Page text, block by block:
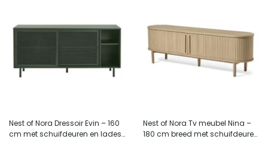
Nest of Nora Dressoir Evin – 160
cm met schuifdeuren en lades
Nest of Nora Tv meubel Nina –
180 cm breed met schuifdeuren